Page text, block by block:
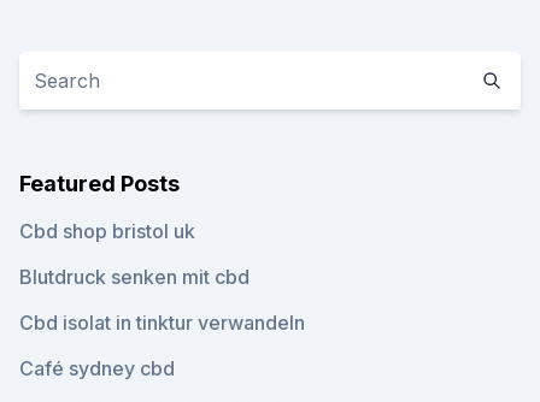
Featured Posts
Cbd shop bristol uk
Blutdruck senken mit cbd
Cbd isolat in tinktur verwandeln
Café sydney cbd